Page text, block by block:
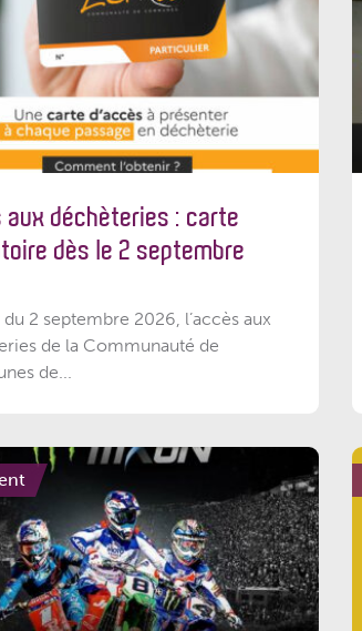
aux déchèteries : carte
dès le 2 septembre
2 septembre 2026, l’accès aux
de la Communauté de
de...